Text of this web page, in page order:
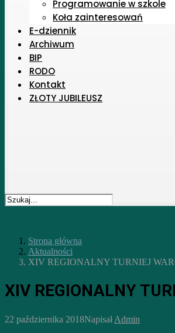
Programowanie w szkole
Koła zainteresowań
E-dziennik
Archiwum
BIP
RODO
Kontakt
ZŁOTY JUBILEUSZ
Strona główna
Aktualności
XIV REGIONALNY TURNIEJ
XIV REGIONALNY
22 października 2018NapisałAdmin